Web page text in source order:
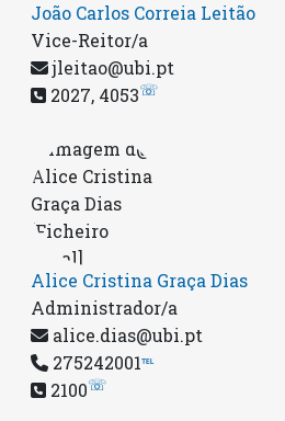
João Carlos Correia Leitão
Vice-Reitor/a
jleitao@ubi.pt
2027, 4053☏
Alice Cristina Graça Dias
Administrador/a
alice.dias@ubi.pt
275242001℡
2100☏